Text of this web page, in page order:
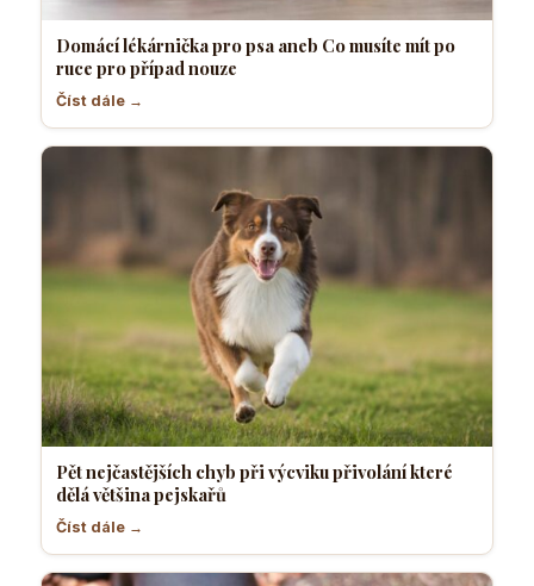
Domácí lékárnička pro psa aneb Co musíte mít po
ruce pro případ nouze
Číst dále →
Pět nejčastějších chyb při výcviku přivolání které
dělá většina pejskařů
Číst dále →